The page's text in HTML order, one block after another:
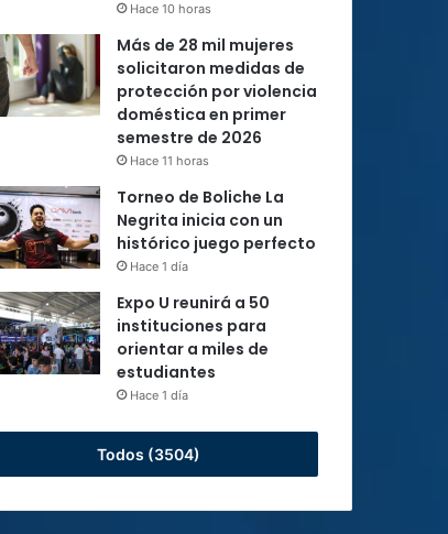
Hace 10 horas
Más de 28 mil mujeres
solicitaron medidas de
protección por violencia
doméstica en primer
semestre de 2026
Hace 11 horas
Torneo de Boliche La
Negrita inicia con un
histórico juego perfecto
Hace 1 día
Expo U reunirá a 50
instituciones para
orientar a miles de
estudiantes
Hace 1 día
Todos (3504)